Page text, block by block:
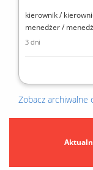
kierownik /
menedżer /
3 dni
Zakres
wspieranie
Zapewnienie
marką Hilton i
Zobacz archiwalne